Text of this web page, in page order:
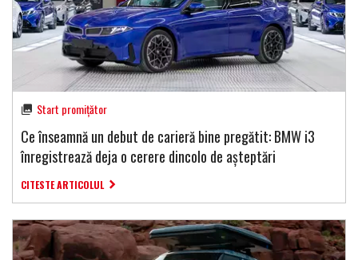
Start promițător
Ce înseamnă un debut de carieră bine pregătit: BMW i3
înregistrează deja o cerere dincolo de așteptări
CITESTE ARTICOLUL